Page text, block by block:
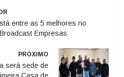
entre as 5 melhores no
Empresas
PRÓXIMO
será sede de
Casa de